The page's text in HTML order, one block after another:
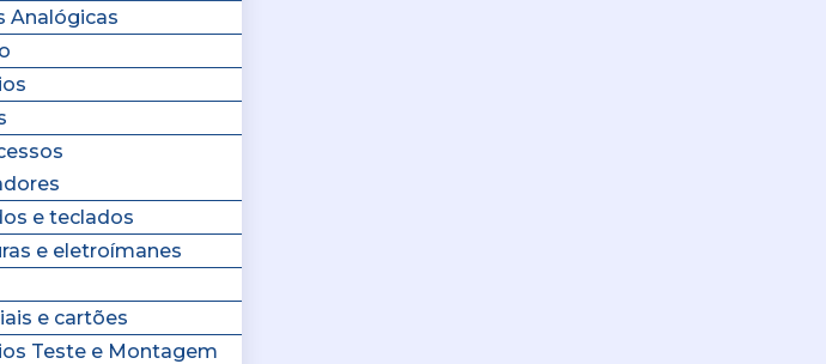
Analógicas
e teclados
e eletroímanes
e cartões
Teste e Montagem